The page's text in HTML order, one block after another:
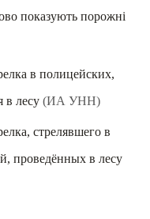
показують порожні
в полицейских,
в лесу (ИА УНН)
стрелявшего в
проведённых в лесу